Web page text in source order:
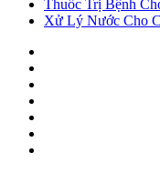
Thuốc Trị Bệnh
Xử Lý Nước Cho